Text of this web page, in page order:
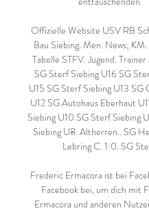
Offizielle Website USV RB
Bau Siebing. Men. News;
Tabelle STFV. Jugend.
SG Sterf Siebing U16 SG
U15 SG Sterf Siebing U13 SG
U12 SG Autohaus Eberhaut
Siebing U10 SG Sterf Siebing
Siebing U8. Altherren.. SG
Lebring C. 1:0. SG
Frederic Ermacora ist bei
Facebook bei, um dich mit
Ermacora und anderen